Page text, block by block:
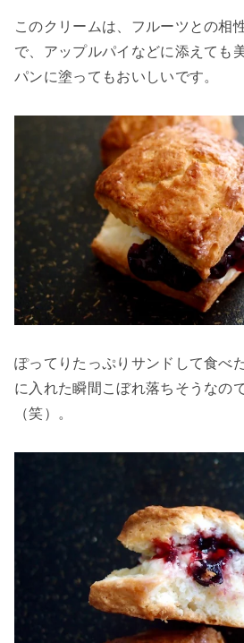
このクリームは、フルーツとの相
で、アップルパイなどに添えても
パンに塗ってもおいしいです。
ぽってりたっぷりサンドして食べ
に入れた瞬間こぼれ落ちそうなの
（笑）。